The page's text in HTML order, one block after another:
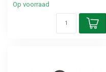
Op voorraad